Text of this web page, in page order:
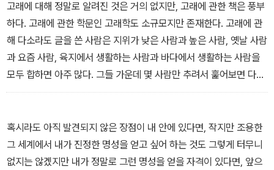
고래에 대해 정말로 알려진 것은 거의 없지만, 고래에 관한 책은 풍부
하다. 고래에 관한 학문인 고래학도 소규모지만 존재한다. 고래에 관
해 다소라도 글을 쓴 사람은 지위가 낮은 사람과 높은 사람, 옛날 사람
과 요즘 사람, 육지에서 생활하는 사람과 바다에서 생활하는 사람을
모두 합하면 아주 많다. 그들 가운데 몇 사람만 추려서 훑어보면 다음
과 같다. 성서의 저자들, 아리스토텔레스, 플리니우스, 알드로반디, 토
디, 시벌드, 브리송, 마튼, 라세페드, 보나티에르, 데마레, 퀴비에 남
작, 프레데리크 퀴비에, 존 헌터, 오언, 스코스비, 빌, 베넷, 존 로스 브
라운, 조지프 하트, 옴스테드, 헨리 T. 치버. 하지만 이들이 고래에 관
혹시라도 아직 발견되지 않은 장점이 내 안에 있다면, 작지만 조용한
그 세계에서 내가 진정한 명성을 얻고 싶어 하는 것도 그렇게 터무니
없지는 않겠지만 내가 정말로 그런 명성을 얻을 자격이 있다면, 앞으